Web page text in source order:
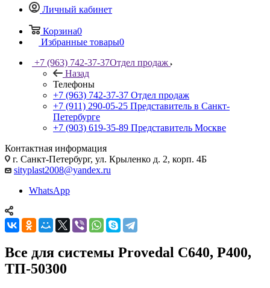
Личный кабинет
Корзина0
Избранные товары0
+7 (963) 742-37-37Отдел продаж
Назад
Телефоны
+7 (963) 742-37-37 Отдел продаж
+7 (911) 290-05-25 Представитель в Санкт-
Петербурге
+7 (903) 619-35-89 Представитель Москве
Контактная информация
г. Санкт-Петербург, ул. Крыленко д. 2, корп. 4Б
sityplast2008@yandex.ru
WhatsApp
Все для системы Provedal С640, Р400,
ТП-50300